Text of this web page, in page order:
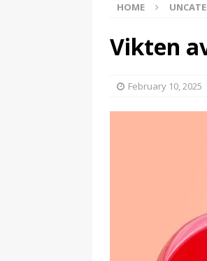
HOME
Vikten
February 10, 2025